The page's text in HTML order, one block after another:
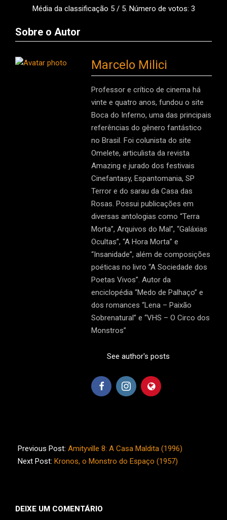
Média da classificação 5/ 5. Número de votos: 3
Sobre o Autor
Marcelo Milici
Professor e crítico de cinema há
vinte e quatro anos, fundou o site
Boca do Inferno, uma das principais
referências do gênero fantástico
no Brasil. Foi colunista do site
Omelete, articulista da revista
Amazing e jurado dos festivais
Cinefantasy, Espantomania, SP
Terror e do sarau da Casa das
Rosas. Possui publicações em
diversas antologias como “Terra
Morta”, Arquivos do Mal”, “Galáxias
Ocultas”, “A Hora Morta” e
“Insanidade”, além de composições
poéticas no livro “A Sociedade dos
Poetas Vivos”. Autor da
enciclopédia “Medo de Palhaço” e
dos romances “Lena – Paixão
Sobrenatural” e “VHS – O Circo dos
Monstros”
See author's posts
02-
04
Previous Post: Amityville 8: A Casa Maldita (1996)
Next Post: Kronos, o Monstro do Espaço (1957)
DEIXE UM COMENTÁRIO